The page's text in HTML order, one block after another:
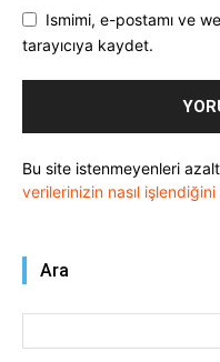
Ismimi, e-postamı ve
tarayıcıya kaydet.
Bu site istenmeyenleri
verilerinizin nasıl
Ara